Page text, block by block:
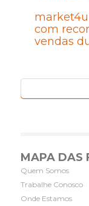
com
vendas
MAPA DAS
Quem Somos
Trabalhe Conosco
Onde Estamos